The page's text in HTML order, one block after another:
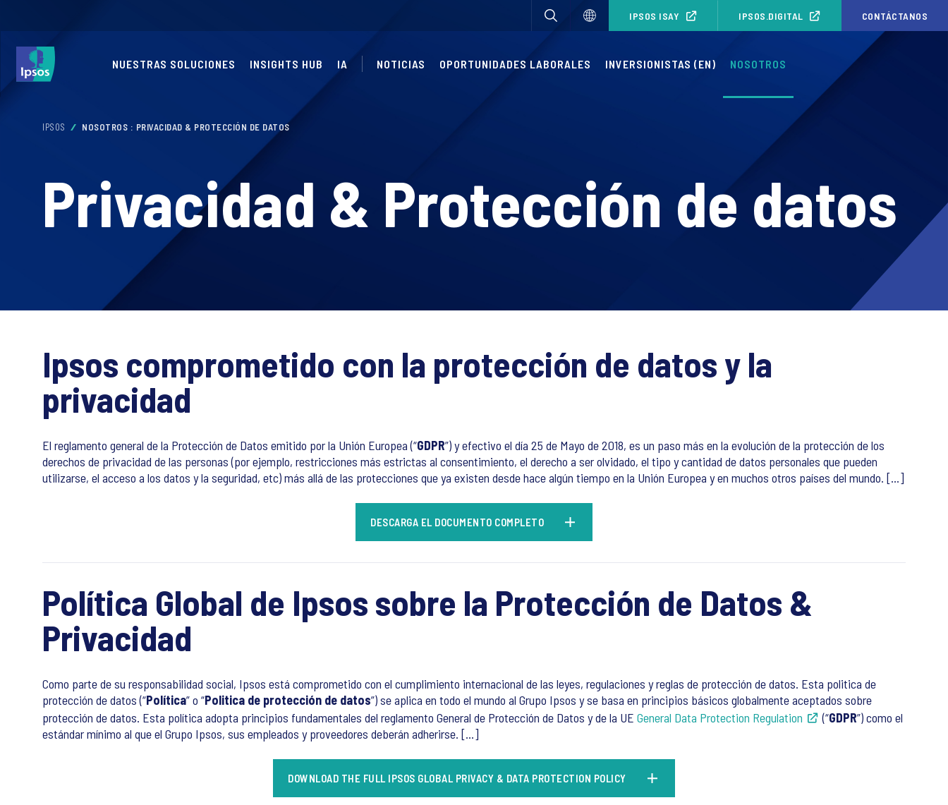
IPSOS ISAY IPSOS.DIGITAL CONTÁCTANOS
NUESTRAS SOLUCIONES INSIGHTS HUB IA NOTICIAS OPORTUNIDADES LABORALES INVERSIONISTAS (EN) NOSOTROS
IPSOS NOSOTROS : PRIVACIDAD & PROTECCIÓN DE DATOS
Privacidad & Protección de datos
Ipsos comprometido con la protección de datos y la
privacidad
El reglamento general de la Protección de Datos emitido por la Unión Europea (“GDPR”) y efectivo el día 25 de Mayo de 2018, es un paso más en la evolución de la protección de los
derechos de privacidad de las personas (por ejemplo, restricciones más estrictas al consentimiento, el derecho a ser olvidado, el tipo y cantidad de datos personales que pueden
utilizarse, el acceso a los datos y la seguridad, etc) más allá de las protecciones que ya existen desde hace algún tiempo en la Unión Europea y en muchos otros países del mundo. [...]
DESCARGA EL DOCUMENTO COMPLETO
Política Global de Ipsos sobre la Protección de Datos &
Privacidad
Como parte de su responsabilidad social, Ipsos está comprometido con el cumplimiento internacional de las leyes, regulaciones y reglas de protección de datos. Esta politica de
protección de datos (“Política” o “Politica de protección de datos”) se aplica en todo el mundo al Grupo Ipsos y se basa en principios básicos globalmente aceptados sobre
protección de datos. Esta política adopta principios fundamentales del reglamento General de Protección de Datos y de la UE General Data Protection Regulation (“GDPR”) como el
estándar mínimo al que el Grupo Ipsos, sus empleados y proveedores deberán adherirse. [...]
DOWNLOAD THE FULL IPSOS GLOBAL PRIVACY & DATA PROTECTION POLICY